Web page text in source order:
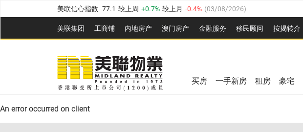
美联信心指数 77.1 较上周 0.7% 较上月 -0.4% (03/08/2026)
全港指数 149.1 较上周 0% 较上月 0.4% ( 03/08/2026
港岛指数 157.4 较上周 -0.3% 较上月 -0.8% (03/08/2026)
九龙指数 156.4 较上周 -0.1% 较上月
新界指数 134.8 较上周 0.1% 较上月 03/08/2026
美联信心指数 77.1 较上周 0.7% 较上月
美联集团 工商铺 内地房产 澳⻔房产 金融服务 移民顾问 按揭转介
全港指数 149.1 较上周 0% 较上月
买房 一手新房 租房 豪宅
An error occurred on client